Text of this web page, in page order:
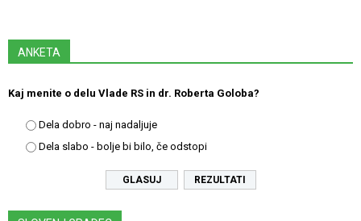
ANKETA
Kaj menite o delu Vlade RS in dr. Roberta Goloba?
Dela dobro - naj nadaljuje
Dela slabo - bolje bi bilo, če odstopi
REZULTATI